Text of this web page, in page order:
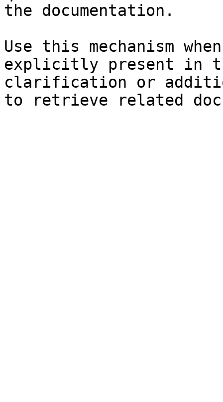
the documentation.
Use this mechanism
explicitly present in
clarification or